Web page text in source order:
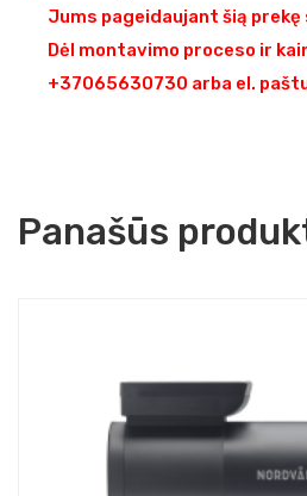
Jums pageidaujant šią
Dėl montavimo proceso ir
+37065630730 arba el.
Panašūs